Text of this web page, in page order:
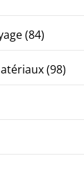
(84)
(98)